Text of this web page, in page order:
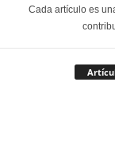
Cada artículo es